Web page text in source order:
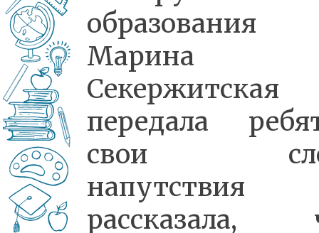
образования
Марина
Секержитская
передала
свои
рассказала,